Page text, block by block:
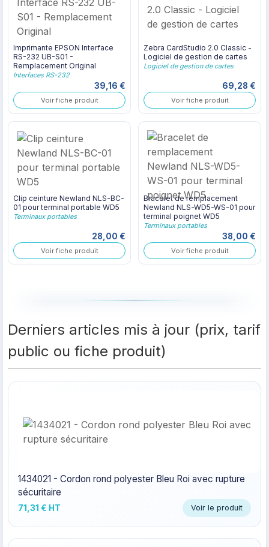
Imprimante EPSON Interface
RS-232 UB-S01 -
Remplacement Original
Interfaces RS-232
39,16 €
Voir fiche produit
Zebra CardStudio 2.0 Classic -
Logiciel de gestion de cartes
Logiciel de gestion de cartes
69,28 €
Voir fiche produit
Clip ceinture Newland NLS-BC-
01 pour terminal portable WD5
Terminaux portables
28,00 €
Voir fiche produit
Bracelet de remplacement
Newland NLS-WD5-WS-01 pour
terminal poignet WD5
Terminaux portables
38,00 €
Voir fiche produit
Derniers articles mis à jour (prix, tarif
public ou fiche produit)
1434021 - Cordon rond polyester Bleu Roi avec rupture
sécuritaire
71,31 € HT Voir le produit